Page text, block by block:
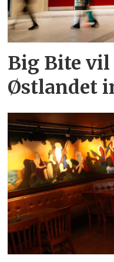
Big Bite vil
Østlandet